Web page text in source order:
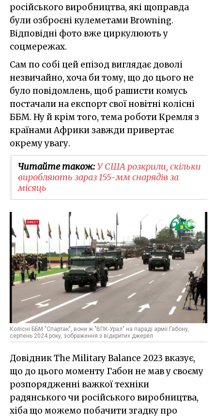
російського виробництва, які щоправда
були озброєні кулеметами Browning.
Відповідні фото вже циркулюють у
соцмережах.
Сам по собі цей епізод виглядає доволі
незвичайно, хоча би тому, що до цього не
було повідомлень, щоб рашисти комусь
постачали на експорт свої новітні колісні
ББМ. Ну й крім того, тема роботи Кремля з
країнами Африки завжди привертає
окрему увагу.
Читайте також:У США розкрили, скільки
виробляють зараз 155-мм снарядів за
місяць
Колісні ББМ "Спартак", вони ж "ВПК-Урал" на параді армії Габону,
серпень 2024 року, зображення з відкритих джерел
Довідник The Military Balance 2023 вказує,
що до цього моменту Габон не мав у своєму
розпорядженні важкої техніки
радянського чи російського виробництва,
хіба що можемо побачити згадку про